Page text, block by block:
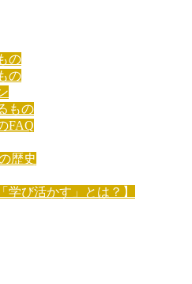
の
の
もの
FAQ
歴史
学び活かす」とは？】